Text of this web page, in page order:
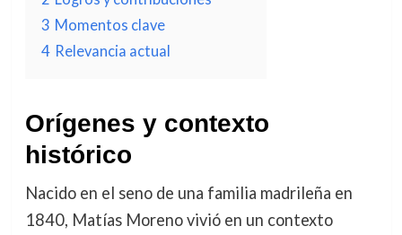
3 Momentos clave
4 Relevancia actual
Orígenes y contexto
histórico
Nacido en el seno de una familia madrileña en
1840, Matías Moreno vivió en un contexto